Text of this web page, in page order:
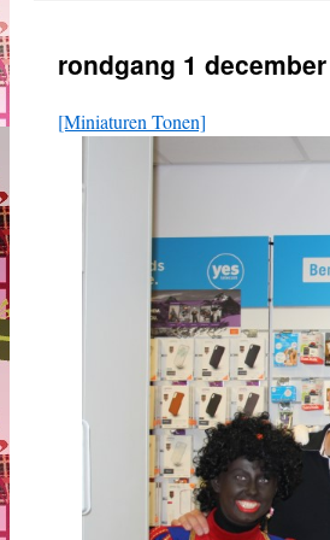
inhoud
rondgang 1 december
[Miniaturen Tonen]